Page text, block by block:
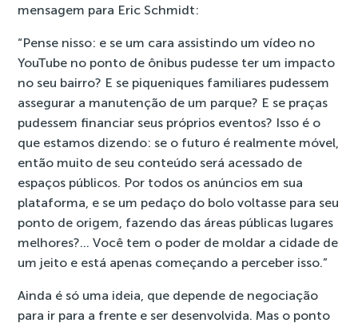
mensagem para Eric Schmidt:
“Pense nisso: e se um cara assistindo um vídeo no
YouTube no ponto de ônibus pudesse ter um impacto
no seu bairro? E se piqueniques familiares pudessem
assegurar a manutenção de um parque? E se praças
pudessem financiar seus próprios eventos? Isso é o
que estamos dizendo: se o futuro é realmente móvel,
então muito de seu conteúdo será acessado de
espaços públicos. Por todos os anúncios em sua
plataforma, e se um pedaço do bolo voltasse para seu
ponto de origem, fazendo das áreas públicas lugares
melhores?… Você tem o poder de moldar a cidade de
um jeito e está apenas começando a perceber isso.”
Ainda é só uma ideia, que depende de negociação
para ir para a frente e ser desenvolvida. Mas o ponto